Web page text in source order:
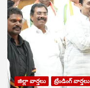
జిల్లా వార్తలు ట్రేండింగ్ వార్తలు